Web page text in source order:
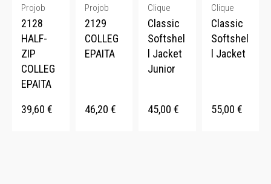
Projob
2128
HALF-
ZIP
COLLEG
EPAITA
39,60 €
Projob
2129
COLLEG
EPAITA
46,20 €
Clique
Classic
Softshel
l Jacket
Junior
45,00 €
Clique
Classic
Softshel
l Jacket
55,00 €